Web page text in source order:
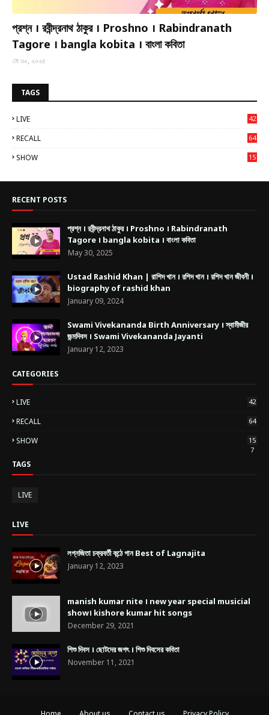
প্রশ্ন । রবীন্দ্রনাথ ঠাকুর । Proshno । Rabindranath
Tagore । bangla kobita । বাংলা কবিতা
মে ৩০, ২০২৫
TAGS
LIVE 42
RECALL 64
SHOW
15
RECENT POSTS
প্রশ্ন । রবীন্দ্রনাথ ঠাকুর । Proshno । Rabindranath
Tagore । bangla kobita । বাংলা কবিতা
May 30, 2025
Ustad Rashid Khan | রাশিদ খান । রশিদ খান । রশিদ খান জীবনী ।
biography of rashid khan
January 09, 2024
Swami Vivekananda Birth Anniversary । স্বামীজীর
জন্মদিবস । Swami Vivekananda Jayanti
January 12, 2023
CATEGORIES
LIVE 42
RECALL 64
SHOW
15
7
TAGS
LIVE
LIVE
লগ্নজিতা চক্রবর্তী কন্ঠে গান Best of Lagnajita
January 12, 2023
manish kumar nite । new year special musicial
show। kishore kumar hit songs
December 29, 2021
শিশু দিবস । ছোটদের জগৎ । শিশু দিবসের কবিতা
November 11, 2021